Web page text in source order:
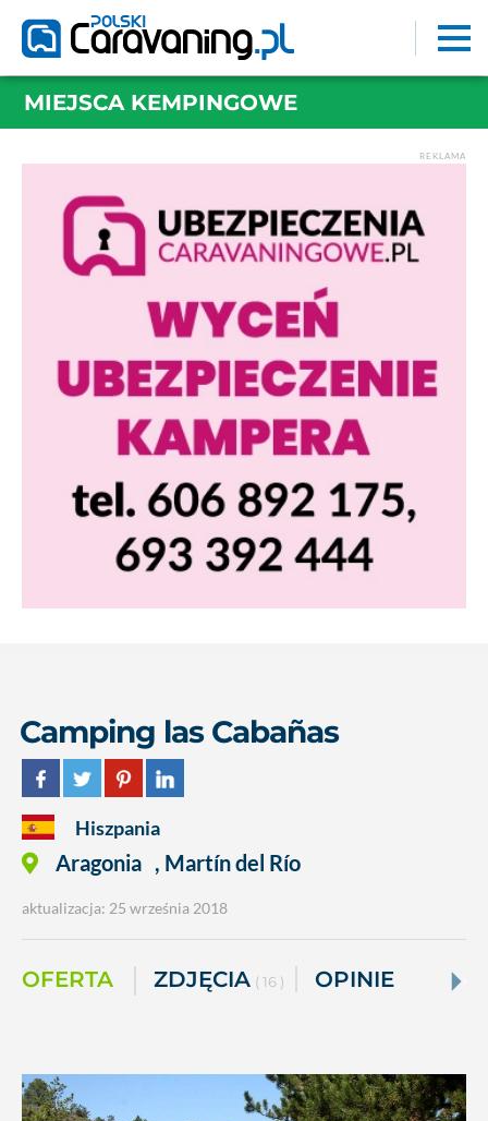
MIEJSCA KEMPINGOWE
REKLAMA
Camping las Cabañas
Hiszpania
Aragonia , Martín del Río
aktualizacja: 25 września 2018
OFERTA ZDJĘCIA ( 16 ) OPINIE